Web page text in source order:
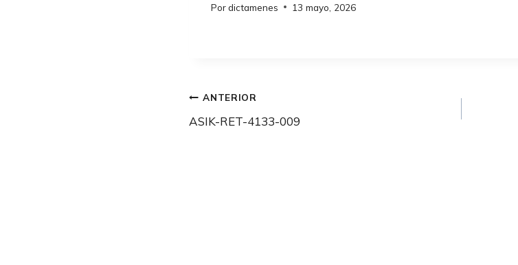
Pordictamenes 13 mayo, 2026
Navegación
de
ANTERIOR
ASIK-RET-4133-009